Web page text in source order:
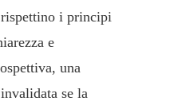
i principi
e
una
se la